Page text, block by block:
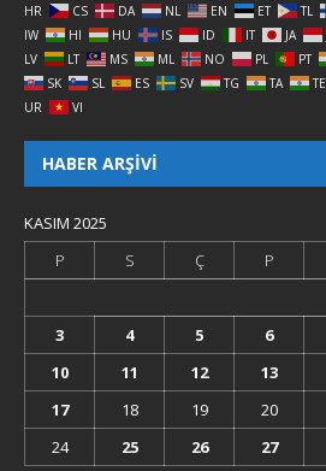
HR
CS DA NL EN ET TL
IW
HI HU IS ID IT JA
LV
LT MS ML NO PL PT
SK
SL ES SV TG TA TE
UR
VI
HABER ARŞIVI
KASIM 2025
P
S Ç P
3
4 5 6
10
11 12 13
17
18 19 20
24
25 26 27